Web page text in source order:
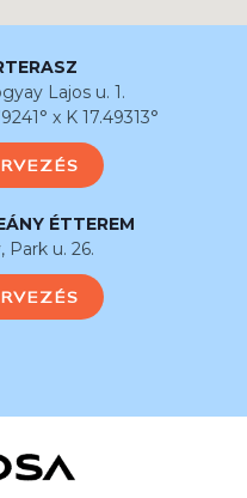
Lajos u. 1.
x K 17.49313°
ÉTTEREM
Park u. 26.